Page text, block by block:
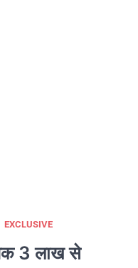
EXCLUSIVE
3 लाख से